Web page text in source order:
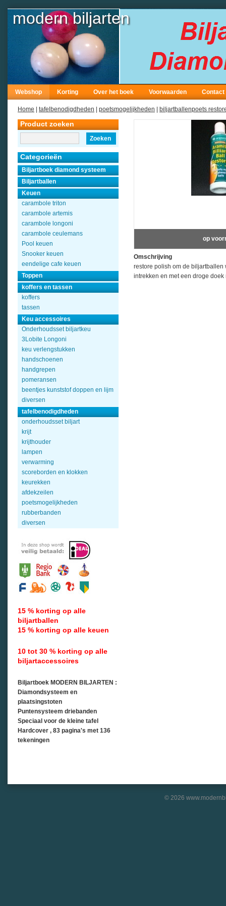
modern biljarten
Webshop Korting Over het boek Voorwaarden Contact
Home tafelbenodigdheden poetsmogelijkheden biljartballenpoets
Product zoeken
Zoeken
Categorieën
Biljartboek diamond systeem
Biljartballen
Keuen
carambole triton
carambole artemis
carambole longoni
carambole ceulemans
Pool keuen
Snooker keuen
eendelige cafe keuen
Toppen
koffers en tassen
koffers
tassen
Keu accessoires
Onderhoudsset biljartkeu
3Lobite Longoni
keu verlengstukken
handschoenen
handgrepen
pomeransen
beentjes kunststof doppen en lijm
diversen
tafelbenodigdheden
onderhoudsset biljart
krijt
krijthouder
lampen
verwarming
scoreborden en klokken
keurekken
afdekzeilen
poetsmogelijkheden
rubberbanden
diversen
15 % korting op alle
biljartballen
15 % korting op alle keuen
10 tot 30 % korting op alle
biljartaccessoires
Biljartboek MODERN BILJARTEN :
Diamondsysteem en
plaatsingstoten
Puntensysteem driebanden
Speciaal voor de kleine tafel
Hardcover , 83 pagina's met 136
tekeningen
op
Omschrijving
restore polish om de
intrekken en met een droge doek
© 2026